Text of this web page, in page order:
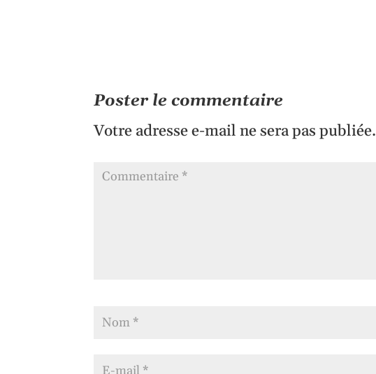
Poster le commentaire
Votre adresse e-mail ne sera pas publiée.